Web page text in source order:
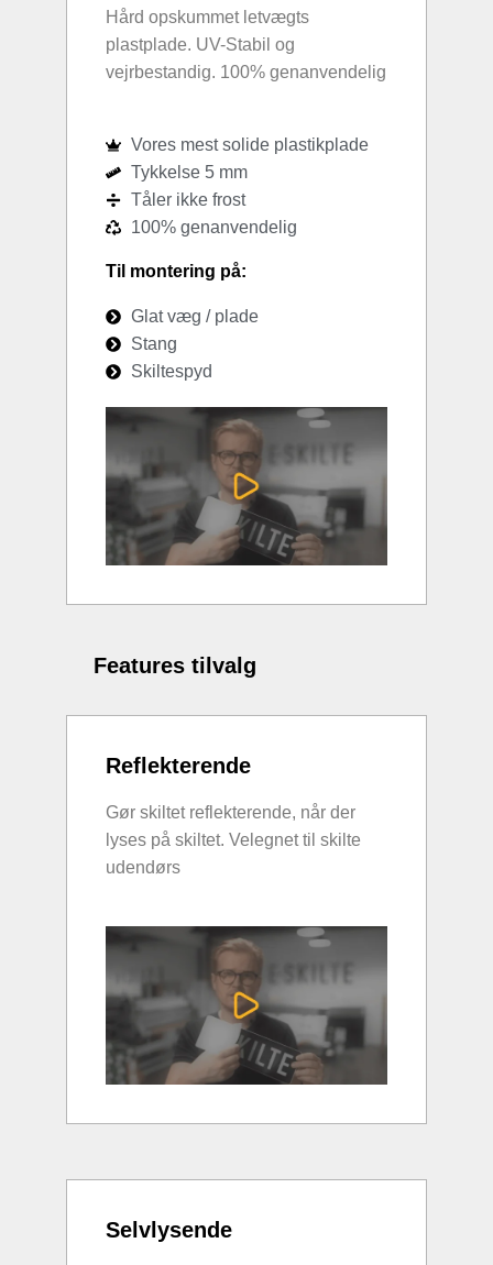
Hård opskummet letvægts
plastplade. UV-Stabil og
vejrbestandig. 100% genanvendelig
Vores mest solide plastikplade
Tykkelse 5 mm
Tåler ikke frost
100% genanvendelig
Til montering på:
Glat væg / plade
Stang
Skiltespyd
Features tilvalg
Reflekterende
Gør skiltet reflekterende, når der
lyses på skiltet. Velegnet til skilte
udendørs
Selvlysende